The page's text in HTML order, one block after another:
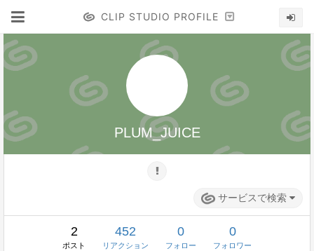
CLIP STUDIO PROFILE
PLUM_JUICE
サービスで検索
2
ポスト
452
リアクション
0
フォロー
0
フォロワー